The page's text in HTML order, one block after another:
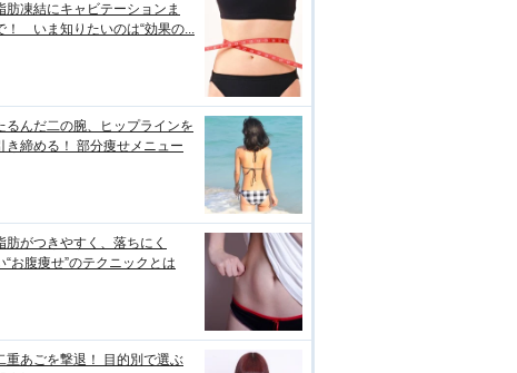
肪凍結にキャビテーションま
！ いま知りたいのは“効果の...
るんだ二の腕、ヒップラインを
き締める！ 部分痩せメニュー
肪がつきやすく、落ちにく
“お腹痩せ”のテクニックとは
重あごを撃退！ 目的別で選ぶ